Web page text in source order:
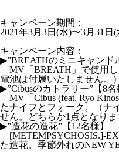
キャンペーン期間：
2021年3月3日(水)〜3月31日(
キャンペーン内容：
▶”BREATHのミニキャンド
MV「BREATH」で使用
電池は付属いたしません。）
▶”Cibusのカトラリー”【8名
MV「Cibus (feat. Ryo
たナイフとフォーク。（ナ
せん。どちらか1点となりま
▶”造花の造花”【12名様】
[METEMPSYCHOSIS.]-
た造花。季節外れのNEW